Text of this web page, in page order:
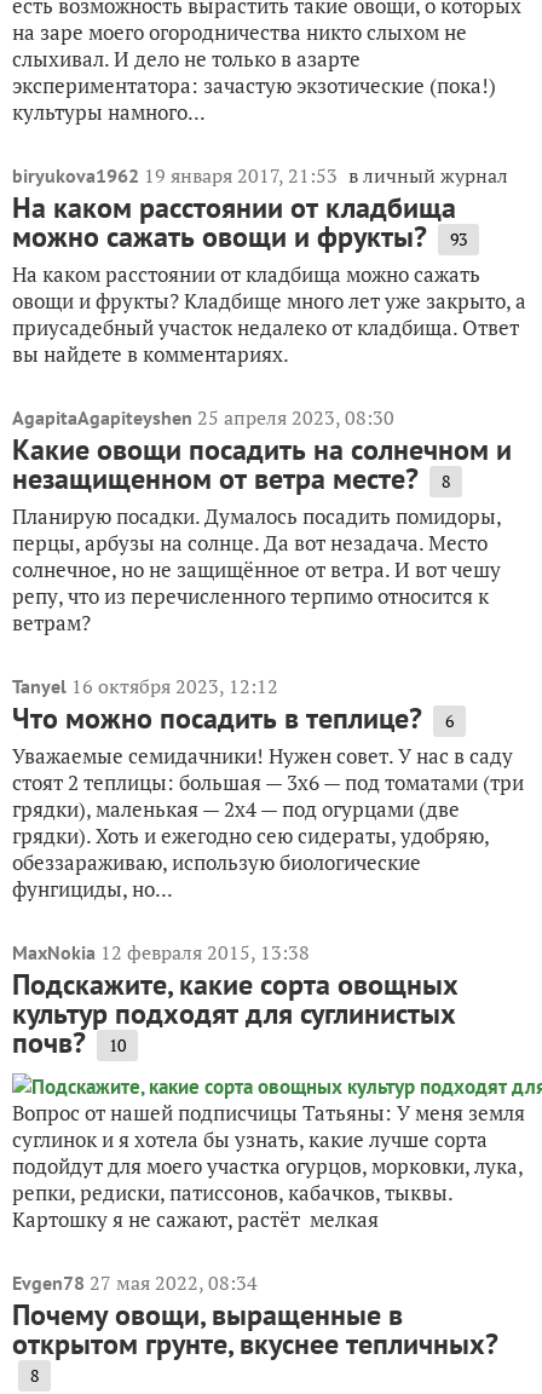
на заре моего огородничества никто слыхом не
слыхивал. И дело не только в азарте
экспериментатора: зачастую экзотические (пока!)
культуры намного...
biryukova1962 19 января 2017, 21:53 в личный журнал
На каком расстоянии от кладбища
можно сажать овощи и фрукты? 93
На каком расстоянии от кладбища можно сажать
овощи и фрукты? Кладбище много лет уже закрыто, а
приусадебный участок недалеко от кладбища. Ответ
вы найдете в комментариях.
AgapitaAgapiteyshen 25 апреля 2023, 08:30
Какие овощи посадить на солнечном и
незащищенном от ветра месте? 8
Планирую посадки. Думалось посадить помидоры,
перцы, арбузы на солнце. Да вот незадача. Место
солнечное, но не защищённое от ветра. И вот чешу
репу, что из перечисленного терпимо относится к
ветрам?
Tanyel 16 октября 2023, 12:12
Что можно посадить в теплице? 6
Уважаемые семидачники! Нужен совет. У нас в саду
стоят 2 теплицы: большая — 3х6 — под томатами (три
грядки), маленькая — 2х4 — под огурцами (две
грядки). Хоть и ежегодно сею сидераты, удобряю,
обеззараживаю, использую биологические
фунгициды, но...
MaxNokia 12 февраля 2015, 13:38
Подскажите, какие сорта овощных
культур подходят для суглинистых
почв? 10
Вопрос от нашей подписчицы Татьяны: У меня земля
суглинок и я хотела бы узнать, какие лучше сорта
подойдут для моего участка огурцов, морковки, лука,
репки, редиски, патиссонов, кабачков, тыквы.
Картошку я не сажают, растёт мелкая
Evgen78 27 мая 2022, 08:34
Почему овощи, выращенные в
открытом грунте, вкуснее тепличных?
8